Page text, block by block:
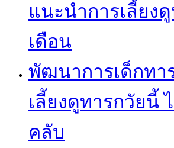
แนะนำการเลี้ยง
เดือน
พัฒนาการเด็กทา
เลี้ยงดูทารกวัยนี้
คลับ